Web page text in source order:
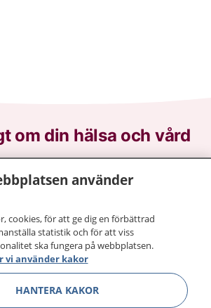
om din hälsa och vård
mottagningar du kan kontakta.
din journal och göra dina
telefonnummer 1177 för
dygnet runt.
när du vill må bättre.
använder
cookies, för att ge dig en förbättrad
statistik och för att viss
ska fungera på webbplatsen.
vi använder kakor
HANTERA KAKOR